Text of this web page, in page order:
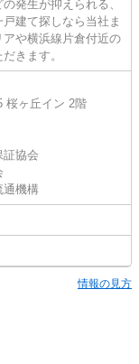
発生が抑えられる、
建て探しなら当社ま
や横浜線片倉付近の
きます。
桜ヶ丘イン 2階
協会
機構
情報の見方